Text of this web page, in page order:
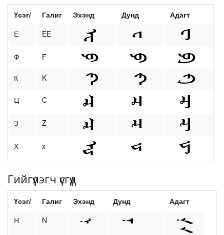
Үсэг/ Галиг Эхэнд Дунд
Адагт
Е
EE
Ф F
К K
Ц C
З Z
Х x
Гийгүүлэгч үсгүүд
Үсэг/ Галиг Эхэнд Дунд
Адагт
Н
N